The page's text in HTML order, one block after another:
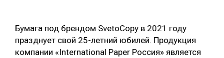
БИОЭНЕРГЕТИКА
ЛЕСОВОССТАНОВЛЕНИЕ И ЗАЩИТА
ТЕМАТИЧЕСКИЕ ПРОЕКТЫ
Бумага под брендом SvetoCopy в 2021 году
празднует свой 25-летний юбилей. Продукция
компании «International Paper Россия» является